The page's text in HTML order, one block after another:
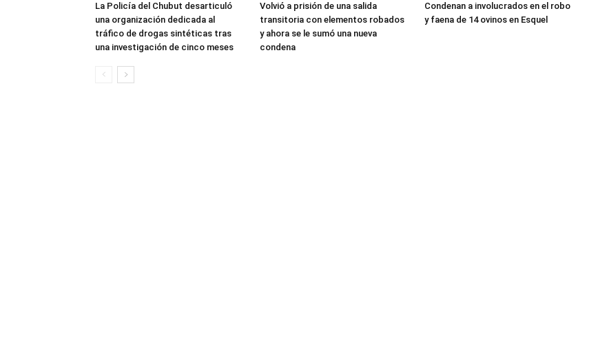
La Policía del Chubut desarticuló
una organización dedicada al
tráfico de drogas sintéticas tras
una investigación de cinco meses
Volvió a prisión de una salida
transitoria con elementos robados
y ahora se le sumó una nueva
condena
Condenan a involucrados en el robo
y faena de 14 ovinos en Esquel